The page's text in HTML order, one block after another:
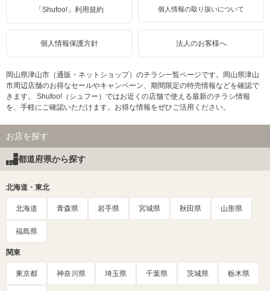
「Shufoo!」利用規約 個人情報の取り扱いについて
個人情報保護方針 法人のお客様へ
岡山県津山市（通販・ネットショップ）のチラシ一覧ページです。岡山県津山
市周辺店舗のお得なセールやキャンペーン、期間限定の特売情報などを確認で
きます。 Shufoo!（シュフー）ではお近くの店舗で使える最新のチラシ情報
を、手軽にご確認いただけます。お得な情報をぜひご活用ください。
お店を探す
都道府県から探す
北海道・東北
北海道 青森県 岩手県 宮城県 秋田県 山形県
福島県
関東
東京都 神奈川県 埼玉県 千葉県 茨城県 栃木県